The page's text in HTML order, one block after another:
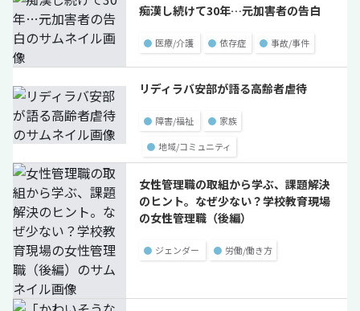
痴漢し続けて30年…元加害者の告白
● 医療/介護 ● 依存症 ● 事故/事件
リディラバ安部が語る高齢者虐待
● 障害/福祉 ● 家族
● 地域/コミュニティ
女性管理職の取組から学ぶ、課題解決
のヒント。なぜ少ない？学校教育現場
の女性管理職（後編）
● ジェンダー ● 労働/働き方